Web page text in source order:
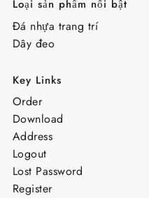
Loại sản phẩm nổi bật
Đá nhựa trang trí
Dây đeo
Key Links
Order
Download
Address
Logout
Lost Password
Register